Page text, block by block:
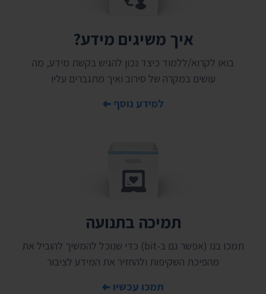
איך משיגים מידע?
בואו לקרוא/ללמוד כיצד נכון להגיש בקשת מידע, מה
עושים במקרה של סירוב ואיך מתגברים עליו
למידע נוסף
תמיכה בתנועה
תמכו בנו (אפשר גם ב-bit) כדי שנוכל להמשיך להוביל את
מהפיכת השקיפות ולהחזיר את המידע לציבור
תמכו עכשיו